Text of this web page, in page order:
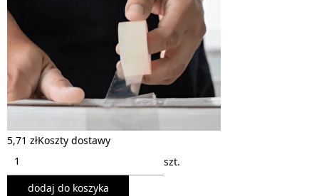
5,71 złKoszty dostawy
szt.
dodaj do koszyka